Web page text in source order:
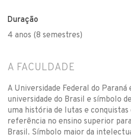
Duração
4 anos (8 semestres)
A FACULDADE
A Universidade Federal do Paraná
universidade do Brasil e símbolo
uma história de lutas e conquistas
referência no ensino superior
Brasil. Símbolo maior da